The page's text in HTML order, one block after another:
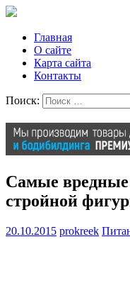
Главная
О сайте
Карта сайта
Контакты
Поиск:
Самые
стройной
20.10.2015 prokreek